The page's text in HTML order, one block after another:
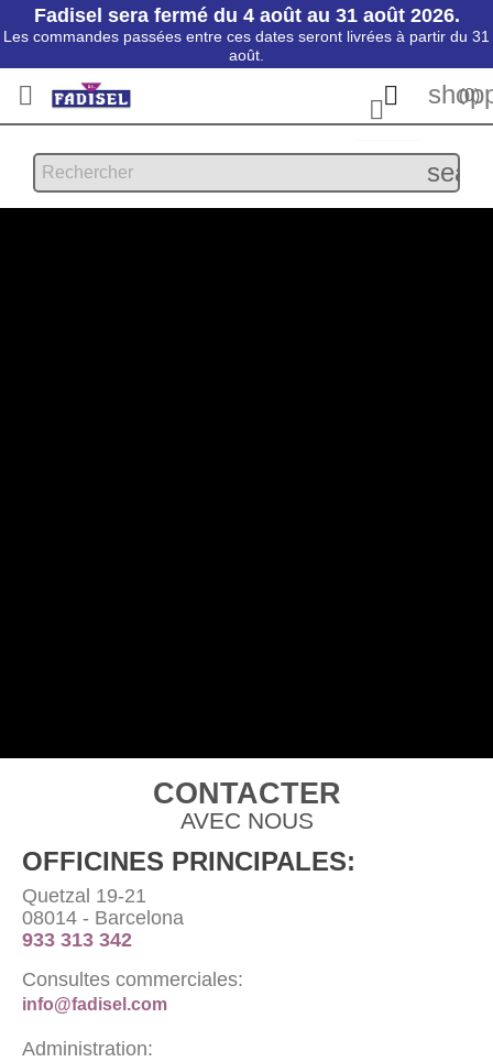
Fadisel sera fermé du 4 août au 31 août 2026.
Les commandes passées entre ces dates seront livrées à partir du 31
août.

 (0)

CONTACTER
AVEC NOUS
OFFICINES PRINCIPALES:
Quetzal 19-21
08014 - Barcelona
933 313 342
Consultes commerciales:
info@fadisel.com
Administration: